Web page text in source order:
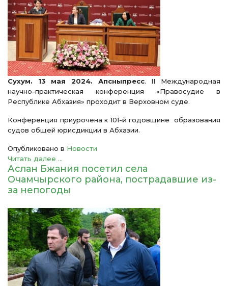
Сухум. 13 мая 2024. Апсныпресс. II Международная
научно-практическая конференция «Правосудие в
Республике Абхазия» проходит в Верховном суде.
Конференция приурочена к 101-й годовщине образования
судов общей юрисдикции в Абхазии.
Опубликовано в Новости
Читать далее ...
Аслан Бжания посетил села
Очамчырского района, пострадавшие из-
за непогоды